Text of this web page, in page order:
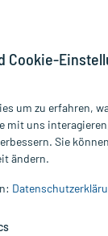
MwSt., ggf. zzgl.
Website werden
Behandlung durch
werden können. |
Cookie-
um zu erfahren,
mit uns
Sie
ändern.